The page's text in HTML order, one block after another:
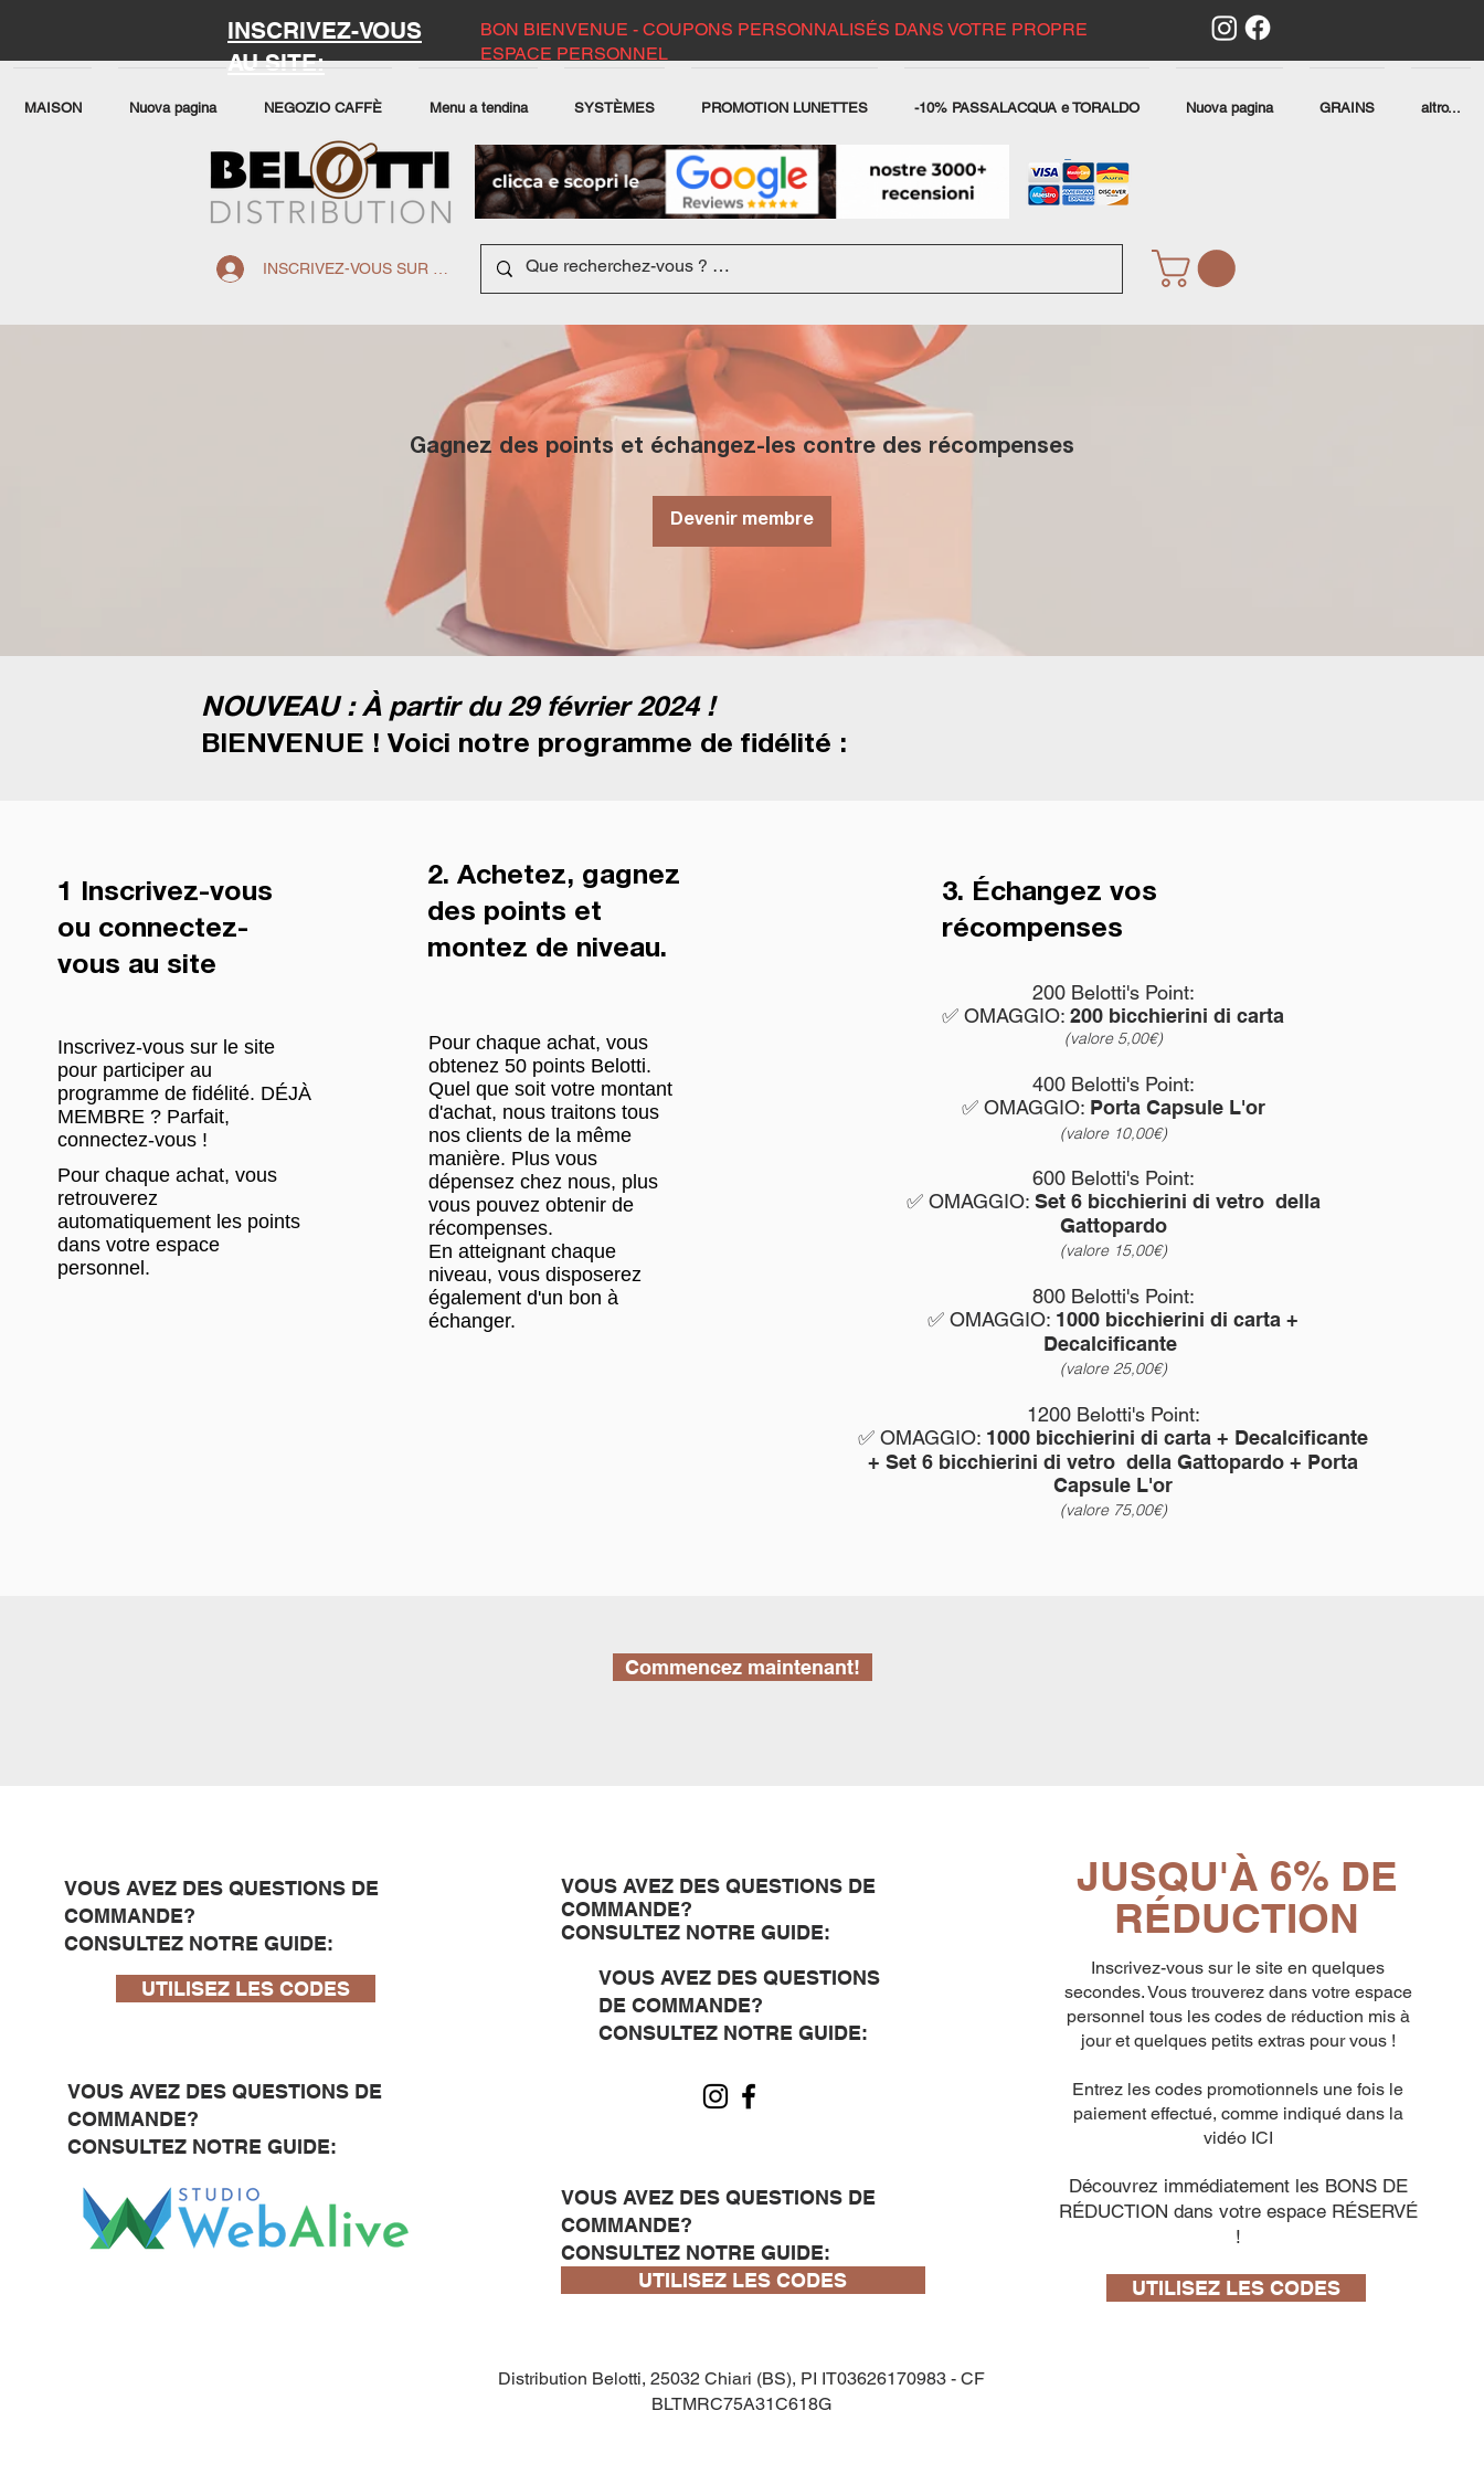
INSCRIVEZ-VOUS
AU SITE:
BON BIENVENUE - COUPONS PERSONNALISÉS DANS VOTRE PROPRE
ESPACE PERSONNEL
MAISON Nuova pagina NEGOZIO CAFFÈ Menu a tendina SYSTÈMES PROMOTION LUNETTES -10% PASSALACQUA e TORALDO Nuova pagina GRAINS altro...
INSCRIVEZ-VOUS SUR LE SITE
Gagnez des points et échangez-les contre des récompenses
Devenir membre
NOUVEAU : À partir du 29 février 2024 !
BIENVENUE ! Voici notre programme de fidélité :
1 Inscrivez-vous
ou connectez-
vous au site
Inscrivez-vous sur le site
pour participer au
programme de fidélité. DÉJÀ
MEMBRE ? Parfait,
connectez-vous !
Pour chaque achat, vous
retrouverez
automatiquement les points
dans votre espace
personnel.
2. Achetez, gagnez
des points et
montez de niveau.
Pour chaque achat, vous
obtenez 50 points Belotti.
Quel que soit votre montant
d'achat, nous traitons tous
nos clients de la même
manière. Plus vous
dépensez chez nous, plus
vous pouvez obtenir de
récompenses.
En atteignant chaque
niveau, vous disposerez
également d'un bon à
échanger.
3. Échangez vos
récompenses
200 Belotti's Point:
✅ OMAGGIO: 200 bicchierini di carta
(valore 5,00€)
400 Belotti's Point:
✅ OMAGGIO: Porta Capsule L'or
(valore 10,00€)
600 Belotti's Point:
✅ OMAGGIO: Set 6 bicchierini di vetro della
Gattopardo
(valore 15,00€)
800 Belotti's Point:
✅ OMAGGIO: 1000 bicchierini di carta +
Decalcificante
(valore 25,00€)
1200 Belotti's Point:
✅ OMAGGIO: 1000 bicchierini di carta + Decalcificante
+ Set 6 bicchierini di vetro della Gattopardo + Porta
Capsule L'or
(valore 75,00€)
Commencez maintenant!
VOUS AVEZ DES QUESTIONS DE
COMMANDE?
CONSULTEZ NOTRE GUIDE:
UTILISEZ LES CODES
VOUS AVEZ DES QUESTIONS DE
COMMANDE?
CONSULTEZ NOTRE GUIDE:
VOUS AVEZ DES QUESTIONS DE
COMMANDE?
CONSULTEZ NOTRE GUIDE:
VOUS AVEZ DES QUESTIONS
DE COMMANDE?
CONSULTEZ NOTRE GUIDE:
VOUS AVEZ DES QUESTIONS DE
COMMANDE?
CONSULTEZ NOTRE GUIDE:
UTILISEZ LES CODES
Distribution Belotti, 25032 Chiari (BS), PI IT03626170983 - CF
BLTMRC75A31C618G
JUSQU'À 6% DE
RÉDUCTION
Inscrivez-vous sur le site en quelques
secondes. Vous trouverez dans votre espace
personnel tous les codes de réduction mis à
jour et quelques petits extras pour vous !
Entrez les codes promotionnels une fois le
paiement effectué, comme indiqué dans la
vidéo ICI
Découvrez immédiatement les BONS DE
RÉDUCTION dans votre espace RÉSERVÉ
!
UTILISEZ LES CODES